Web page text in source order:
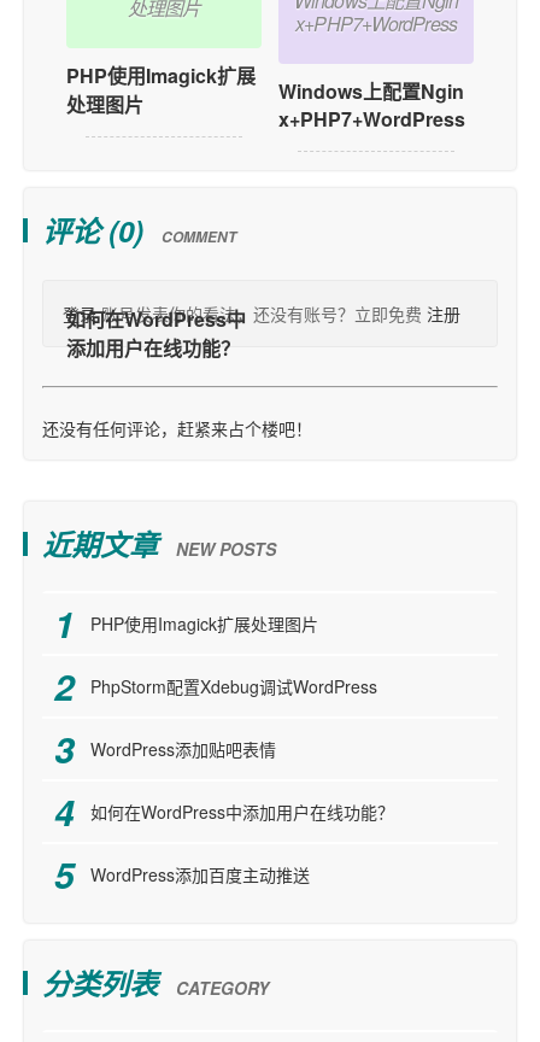
处理图片
PHP使用Imagick扩展
处理图片
x+PHP7+WordPress
Windows上配置Ngin
x+PHP7+WordPress
评论 (0) COMMENT
登录账号发表你的看法，还没有账号？立即免费 注册
还没有任何评论，赶紧来占个楼吧！
近期文章 NEW POSTS
PHP使用Imagick扩展处理图片
PhpStorm配置Xdebug调试WordPress
WordPress添加贴吧表情
如何在WordPress中添加用户在线功能？
WordPress添加百度主动推送
分类列表 CATEGORY